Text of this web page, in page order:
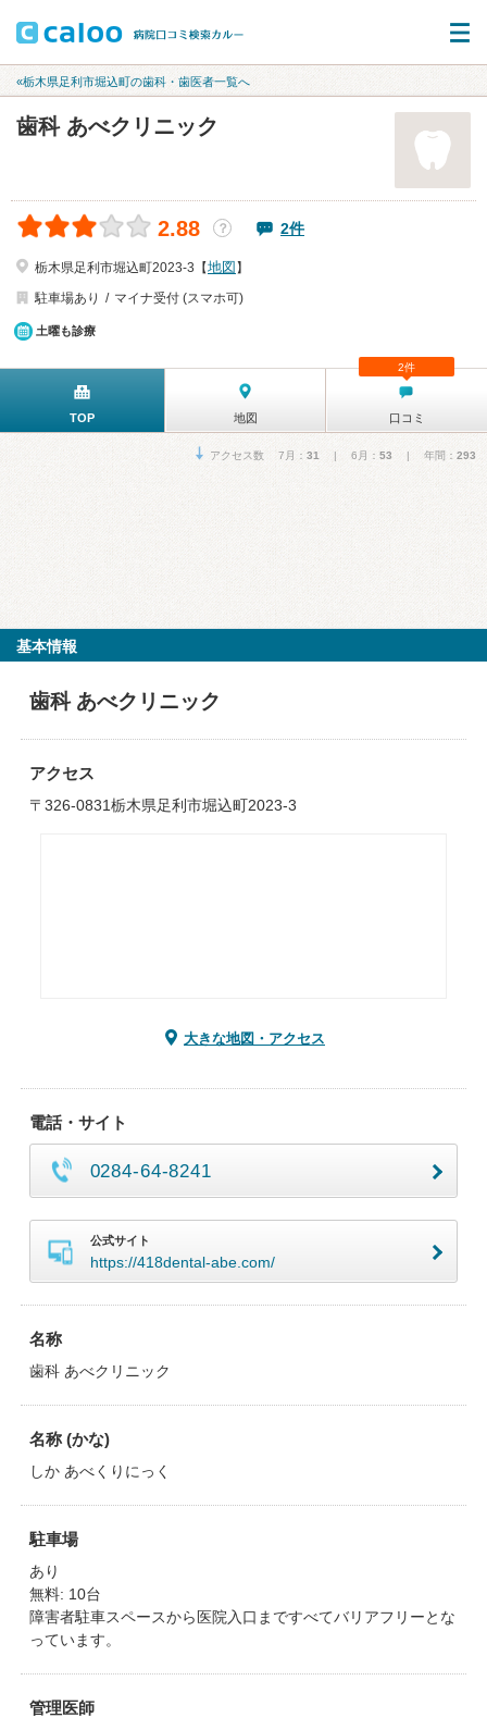
«栃木県足利市堀込町の歯科・歯医者一覧へ
歯科 あべクリニック
2.88 ？ 2件
栃木県足利市堀込町2023-3【地図 】
駐車場あり
マイナ受付 (スマホ可)
土曜も診療
TOP 地図 口コミ
2件
アクセス数 7月： 31 | 6月： 53 | 年間： 293
基本情報
歯科 あべクリニック
アクセス
〒326-0831栃木県足利市堀込町2023-3
大きな地図・アクセス
電話・サイト
0284-64-8241
公式サイト
https://418dental-abe.com/
名称
歯科 あべクリニック
名称 (かな)
しか あべくりにっく
駐車場
あり
無料: 10台
障害者駐車スペースから医院入口まですべてバリアフリーとな
っています。
管理医師